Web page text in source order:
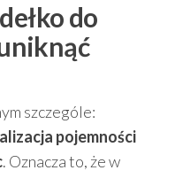
do
szczególe:
pojemności
. Oznacza to, że w